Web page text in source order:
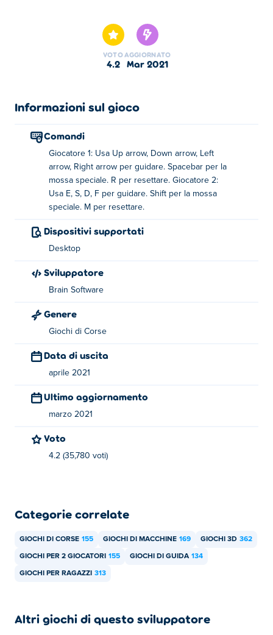
contro altri piloti per le strade della città in gran parte
deserta. Raccogli le monete lungo la strada per
acquistare nuovi veicoli più belli, come un'affascinante
pensiero di guidare ad alta velocità per la città, simula
battere tutti i tuoi avversari fino al traguardo e vederli
mangiare la tua polvere?
Come giocare:
Drive: tasti freccia
Speciale - Barra spaziatrice
Ripristina - R
Drive: chiavi ESDF
Speciale - Shift sinistro
2 Player City Racing 2 è stato creato da Brain Software.
2 Player City Racing
VOTO
4.2
AGGIORNATO
mar 2021
Informazioni sul gioco
Comandi
Giocatore 1: Usa Up arrow, Down arrow, Left
arrow, Right arrow per guidare. Spacebar per la
mossa speciale. R per resettare. Giocatore 2:
Usa E, S, D, F per guidare. Shift per la mossa
speciale. M per resettare.
Dispositivi supportati
Desktop
Sviluppatore
Brain Software
Genere
Giochi di Corse
Data di uscita
aprile 2021
Ultimo aggiornamento
marzo 2021
Voto
4.2 (35,780 voti)
Categorie correlate
GIOCHI DI CORSE 155 GIOCHI DI MACCHINE 169 GIOCHI 3D 362
GIOCHI PER 2 GIOCATORI 155 GIOCHI DI GUIDA 134
GIOCHI PER RAGAZZI 313
Altri giochi di questo sviluppatore